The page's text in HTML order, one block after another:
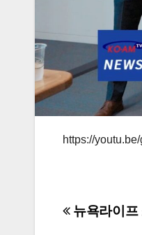
https://
Post
뉴욕라이프